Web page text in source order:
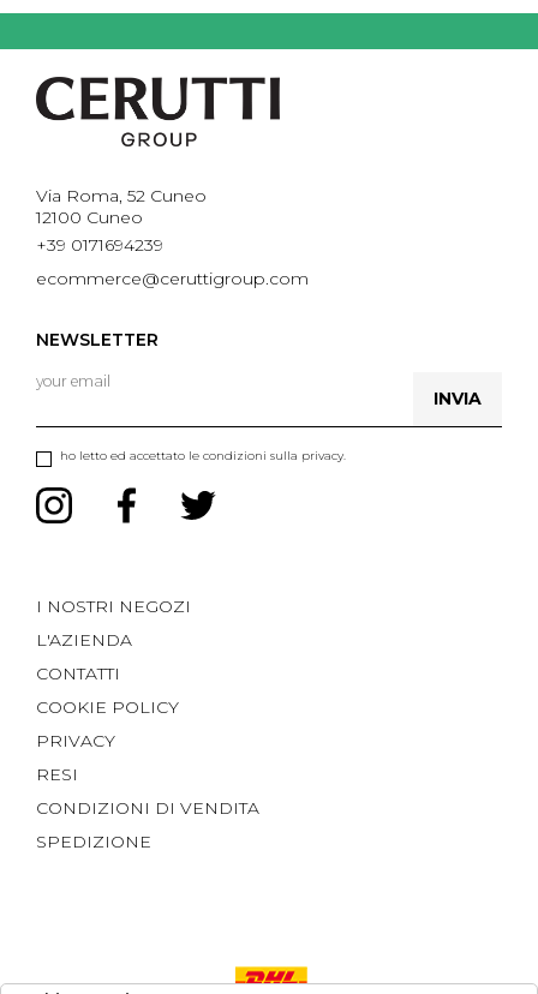
Via Roma, 52 Cuneo
12100 Cuneo
+39 0171694239
ecommerce@ceruttigroup.com
NEWSLETTER
ho letto ed accettato le condizioni sulla privacy.
INVIA
I NOSTRI NEGOZI
L'AZIENDA
CONTATTI
COOKIE POLICY
PRIVACY
RESI
CONDIZIONI DI VENDITA
SPEDIZIONE